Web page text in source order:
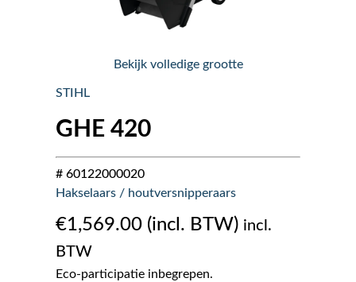
Vacatures
Tuin & Park Contact
Bekijk volledige grootte
STIHL
GHE 420
# 60122000020
Hakselaars / houtversnipperaars
€1,569.00
incl.
BTW
Eco-participatie inbegrepen.